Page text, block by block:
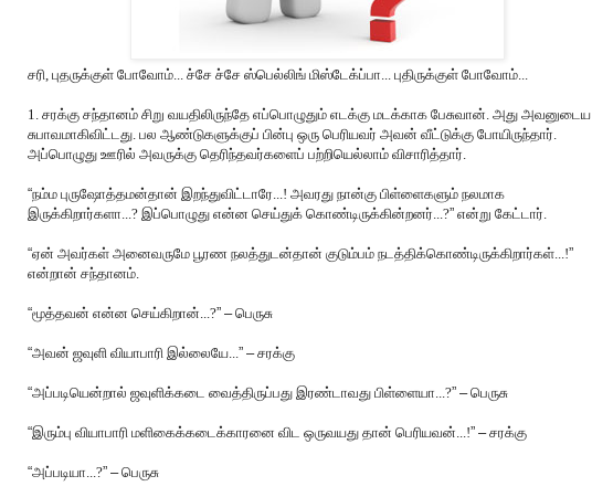
சரி, புதருக்குள் போவோம்... ச்சே ச்சே ஸ்பெல்லிங் மிஸ்டேக்ப்பா... புதிருக்குள் போவோம்...
1. சரக்கு சந்தானம் சிறு வயதிலிருந்தே எப்பொழுதும் எடக்கு மடக்காக பேசுவான். அது அவனுடைய
சுபாவமாகிவிட்டது. பல ஆண்டுகளுக்குப் பின்பு ஒரு பெரியவர் அவன் வீட்டுக்கு போயிருந்தார்.
அப்பொழுது ஊரில் அவருக்கு தெரிந்தவர்களைப் பற்றியெல்லாம் விசாரித்தார்.
“நம்ம புருஷோத்தமன்தான் இறந்துவிட்டாரே...! அவரது நான்கு பிள்ளைகளும் நலமாக
இருக்கிறார்களா...? இப்பொழுது என்ன செய்துக் கொண்டிருக்கின்றனர்...?” என்று கேட்டார்.
“ஏன் அவர்கள் அனைவருமே பூரண நலத்துடன்தான் குடும்பம் நடத்திக்கொண்டிருக்கிறார்கள்...!”
என்றான் சந்தானம்.
“மூத்தவன் என்ன செய்கிறான்...?” –பெருசு
“அவன் ஜவுளி வியாபாரி இல்லையே... ” –சரக்கு
“அப்படியென்றால் ஜவுளிக்கடை வைத்திருப்பது இரண்டாவது பிள்ளையா...?” –பெருசு
“இரும்பு வியாபாரி மளிகைக்கடைக்காரனை விட ஒருவயது தான் பெரியவன்...!” –சரக்கு
“அப்படியா...?” –பெருசு